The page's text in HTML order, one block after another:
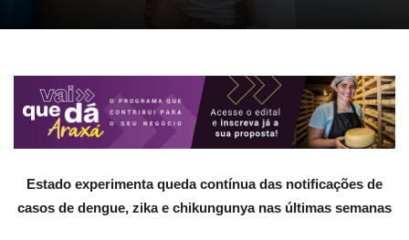
Estado experimenta queda contínua das notificações de
casos de dengue, zika e chikungunya nas últimas semanas